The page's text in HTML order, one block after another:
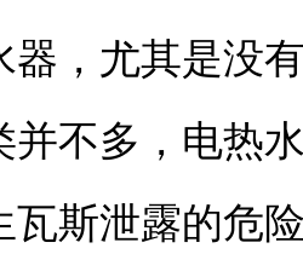
器，尤其是没
并不多，电热
瓦斯泄露的危